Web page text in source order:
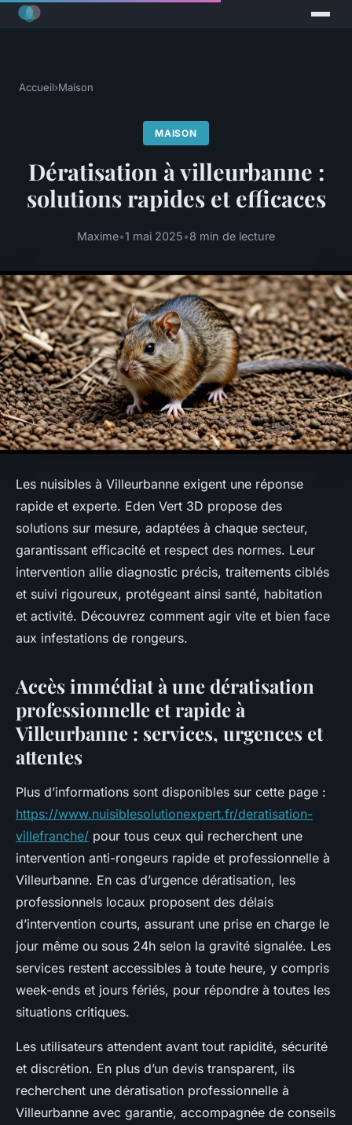
Accueil›Maison
MAISON
Dératisation à villeurbanne :
solutions rapides et efficaces
Maxime•1 mai 2025•8 min de lecture
Les nuisibles à Villeurbanne exigent une réponse
rapide et experte. Eden Vert 3D propose des
solutions sur mesure, adaptées à chaque secteur,
garantissant efficacité et respect des normes. Leur
intervention allie diagnostic précis, traitements ciblés
et suivi rigoureux, protégeant ainsi santé, habitation
et activité. Découvrez comment agir vite et bien face
aux infestations de rongeurs.
Accès immédiat à une dératisation
professionnelle et rapide à
Villeurbanne : services, urgences et
attentes
Plus d’informations sont disponibles sur cette page :
https://www.nuisiblesolutionexpert.fr/deratisation-
villefranche/ pour tous ceux qui recherchent une
intervention anti-rongeurs rapide et professionnelle à
Villeurbanne. En cas d’urgence dératisation, les
professionnels locaux proposent des délais
d’intervention courts, assurant une prise en charge le
jour même ou sous 24h selon la gravité signalée. Les
services restent accessibles à toute heure, y compris
week-ends et jours fériés, pour répondre à toutes les
situations critiques.
Les utilisateurs attendent avant tout rapidité, sécurité
et discrétion. En plus d’un devis transparent, ils
recherchent une dératisation professionnelle à
Villeurbanne avec garantie, accompagnée de conseils